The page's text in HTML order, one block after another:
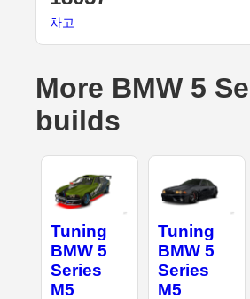
차고
More BMW 5
builds
Tuning
BMW 5
Series
M5
Tuning
BMW 5
Series
M5